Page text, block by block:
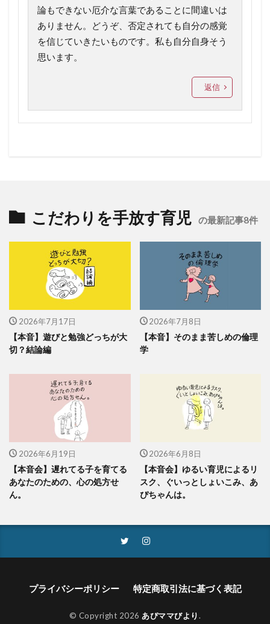
論もできない厄介な言葉であることに間違いは
ありません。どうぞ、否定されても自分の感覚
を信じていきたいものです。私も自分自身そう
思います。
返信
こだわりを手放す育児 の最新記事8件
2026年7月17日
【本音】遊びと勉強どっちが大
切？結論編
2026年7月8日
【本音】そのまま苦しめの倫理
学
2026年6月19日
【本音会】遅れてる子を育てる
あなたのための、心の処方せ
ん。
2026年6月8日
【本音会】ゆるい育児によるリ
スク、ぐいっとしょいこみ、あ
ぴちゃんは。
プライバシーポリシー 特定商取引法に基づく表記
© Copyright 2026あぴママびより.